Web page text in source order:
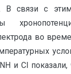
В связи с
во
и Cl показали,